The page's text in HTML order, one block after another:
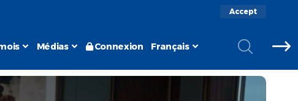
Accept
Médias Connexion Français